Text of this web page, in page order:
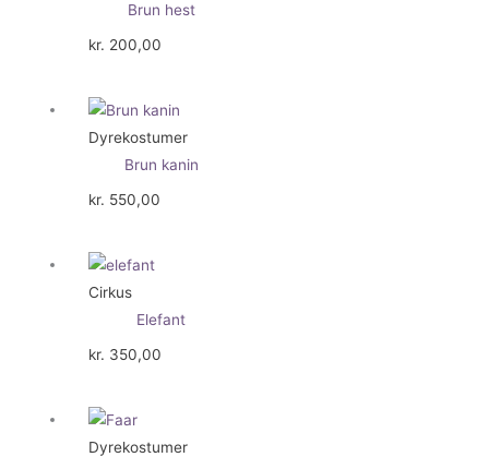
Brun hest
kr. 200,00
Dyrekostumer
Brun kanin
kr. 550,00
Cirkus
Elefant
kr. 350,00
Dyrekostumer